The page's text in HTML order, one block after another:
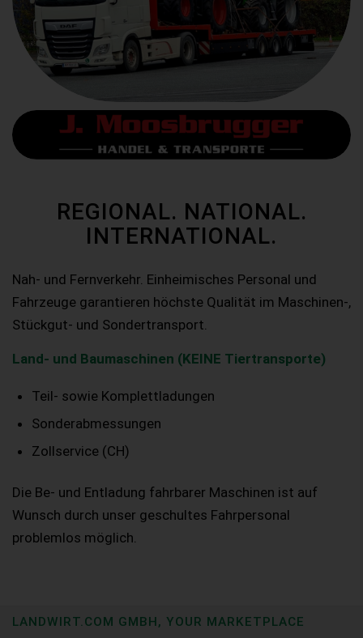
REGIONAL. NATIONAL.
INTERNATIONAL.
Nah- und Fernverkehr. Einheimisches Personal und
Fahrzeuge garantieren höchste Qualität im Maschinen-,
Stückgut- und Sondertransport.
Land- und Baumaschinen (KEINE Tiertransporte)
Teil- sowie Komplettladungen
Sonderabmessungen
Zollservice (CH)
Die Be- und Entladung fahrbarer Maschinen ist auf
Wunsch durch unser geschultes Fahrpersonal
problemlos möglich.
LANDWIRT.COM GMBH, YOUR MARKETPLACE